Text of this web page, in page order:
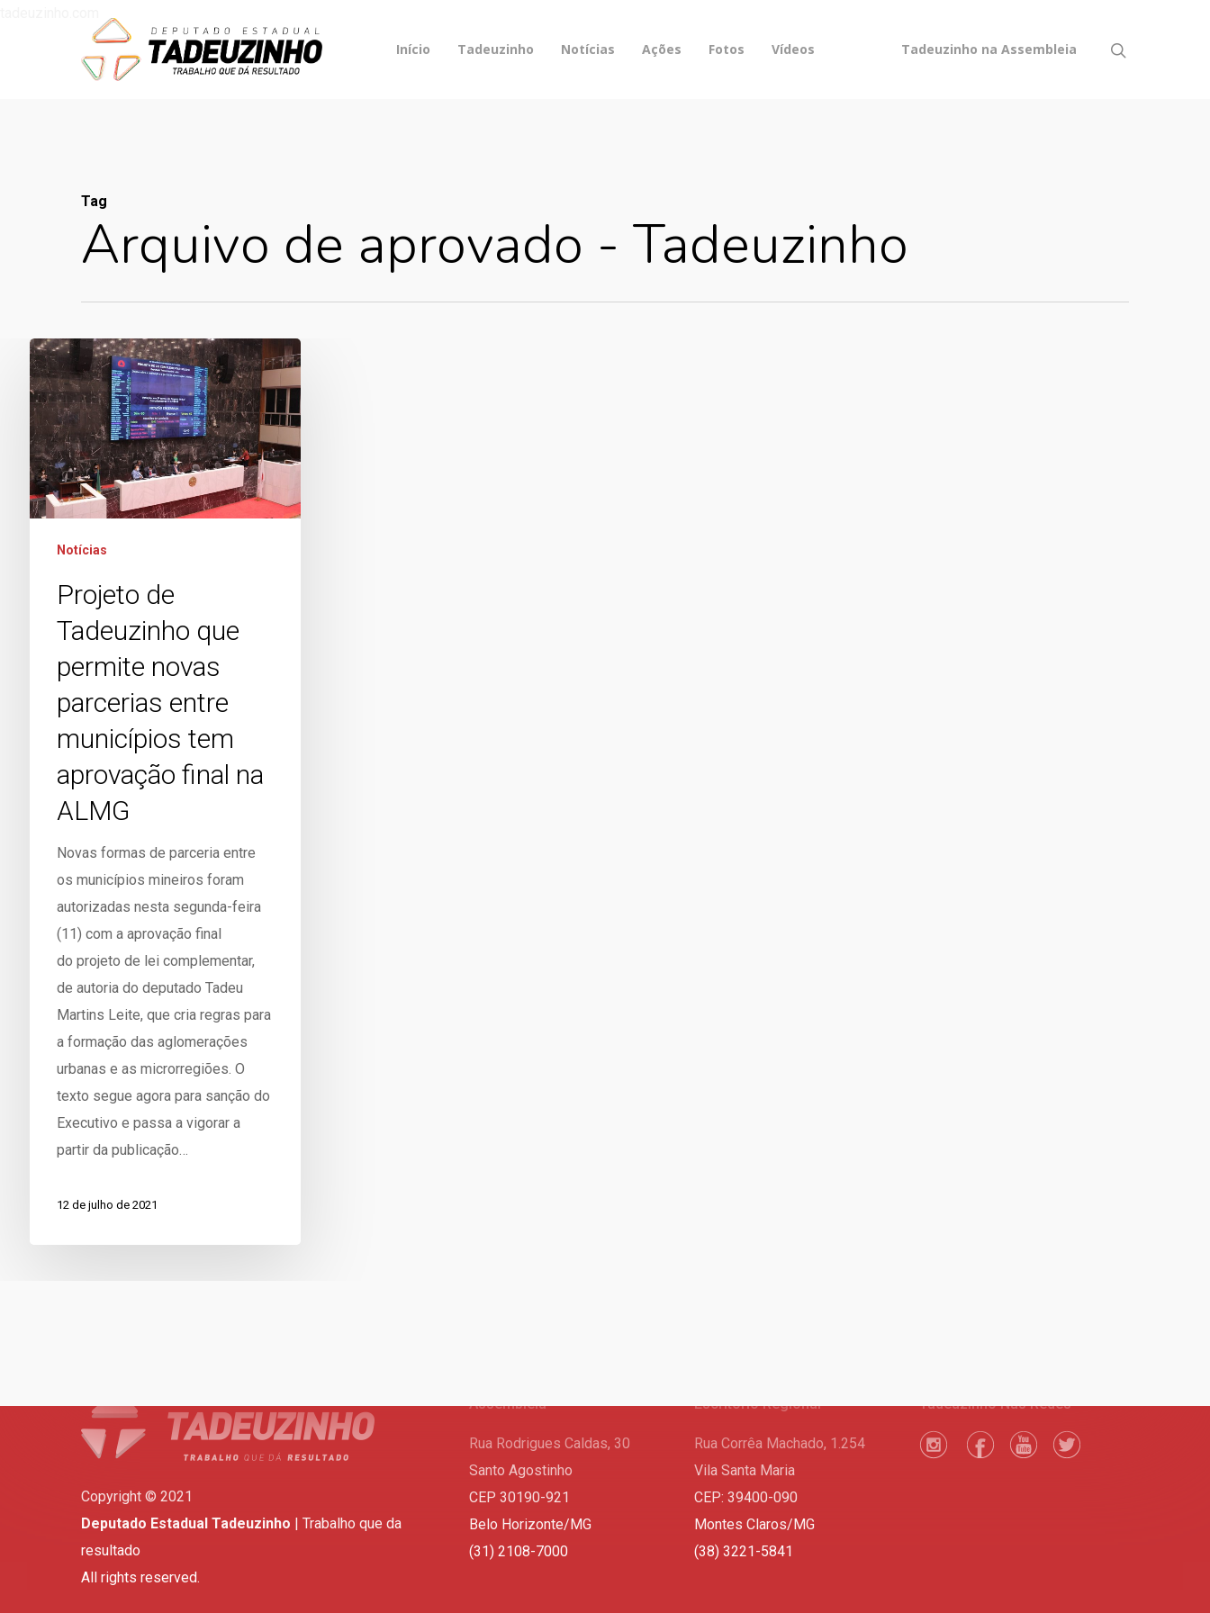
Início Tadeuzinho Notícias Ações Fotos Vídeos Tadeuzinho na Assembleia
Tag
Arquivo de aprovado - Tadeuzinho
Notícias
Projeto de
Tadeuzinho que
permite novas
parcerias entre
municípios tem
aprovação final na
ALMG
Novas formas de parceria entre
os municípios mineiros foram
autorizadas nesta segunda-feira
(11) com a aprovação final
do projeto de lei complementar,
de autoria do deputado Tadeu
Martins Leite, que cria regras para
a formação das aglomerações
urbanas e as microrregiões. O
texto segue agora para sanção do
Executivo e passa a vigorar a
partir da publicação…
12 de julho de 2021
Copyright © 2021
Deputado Estadual Tadeuzinho | Trabalho que da
resultado
All rights reserved.
Assembleia
Rua Rodrigues Caldas, 30
Santo Agostinho
CEP 30190-921
Belo Horizonte/MG
(31) 2108-7000
Escritório Regional
Rua Corrêa Machado, 1.254
Vila Santa Maria
CEP: 39400-090
Montes Claros/MG
(38) 3221-5841
Tadeuzinho Nas Redes